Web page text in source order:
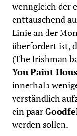
wenngleich der
enttäuschend
Linie an der
überfordert ist,
(The Irishman
You Paint
innerhalb
verständlich
ein paar
werden sollen.